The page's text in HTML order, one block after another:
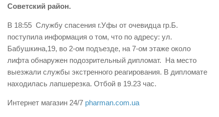
Советский район.
В 18:55 Службу спасения г.Уфы от очевидца гр.Б.
поступила информация о том, что по адресу: ул.
Бабушкина,19, во 2-ом подъезде, на 7-ом этаже около
лифта обнаружен подозрительный дипломат. На место
выезжали службы экстренного реагирования. В дипломате
находилась лапшерезка. Отбой в 19.23 час.
Интернет магазин 24/7 pharman.com.ua